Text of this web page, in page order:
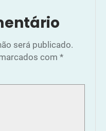
será publicado.
com *